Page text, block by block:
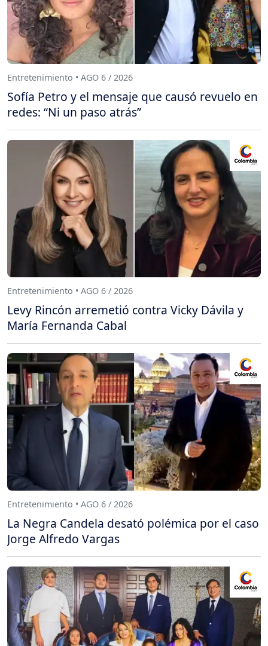
Entretenimiento • AGO 6 / 2026
Sofía Petro y el mensaje que causó revuelo en
redes: “Ni un paso atrás”
Entretenimiento • AGO 6 / 2026
Levy Rincón arremetió contra Vicky Dávila y
María Fernanda Cabal
Entretenimiento • AGO 6 / 2026
La Negra Candela desató polémica por el caso
Jorge Alfredo Vargas